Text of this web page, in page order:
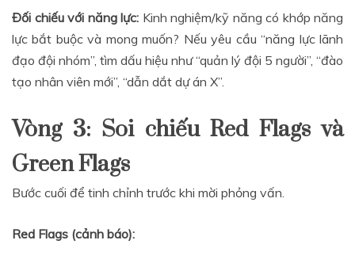
Đối chiếu với năng lực: Kinh nghiệm/kỹ năng có khớp năng
lực bắt buộc và mong muốn? Nếu yêu cầu “năng lực lãnh
đạo đội nhóm”, tìm dấu hiệu như “quản lý đội 5 người”, “đào
tạo nhân viên mới”, “dẫn dắt dự án X”.
Vòng 3: Soi chiếu Red Flags và
Green Flags
Bước cuối để tinh chỉnh trước khi mời phỏng vấn.
Red Flags (cảnh báo):